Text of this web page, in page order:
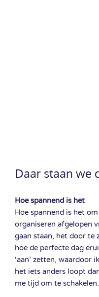
Daar staan we
Hoe spannend is het
Hoe spannend is het
organiseren afgelopen
gaan staan, het door te
hoe de perfecte dag
‘aan’ zetten, waardoor
het iets anders loopt
me tijd om te